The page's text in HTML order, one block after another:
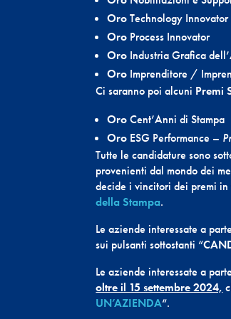
OroTechnology Innovator
Oro Process Innovator
Oro Industria Grafica
Oro Imprenditore /
Ci saranno poi alcuni Premi
OroCent’Anni di Stampa
Oro ESG Performance –
Tutte le candidature sono
provenienti dal mondo dei
decide i vincitori dei premi
della Stampa.
Le aziende interessate a
sui pulsanti sottostanti “
Le aziende interessate a
oltre il 15 settembre 2024,
UN’AZIENDA“.